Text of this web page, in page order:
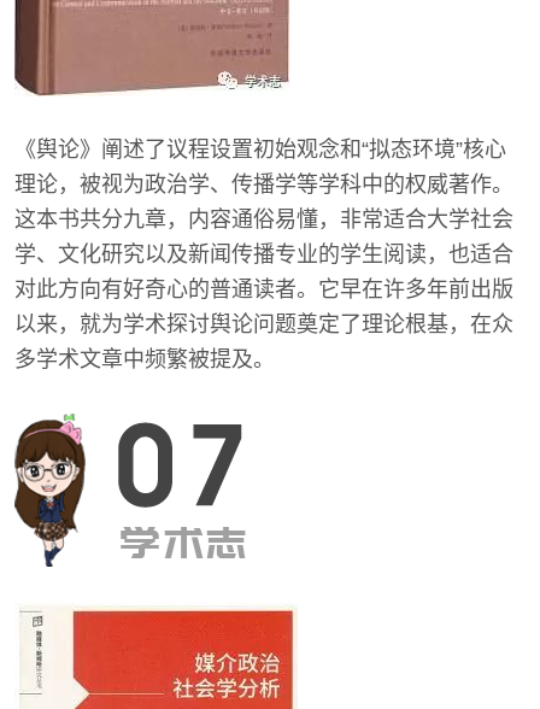
《舆论》阐述了议程设置初始观念和“拟态环境”核心
理论，被视为政治学、传播学等学科中的权威著作。
这本书共分九章，内容通俗易懂，非常适合大学社会
学、文化研究以及新闻传播专业的学生阅读，也适合
对此方向有好奇心的普通读者。它早在许多年前出版
以来，就为学术探讨舆论问题奠定了理论根基，在众
多学术文章中频繁被提及。